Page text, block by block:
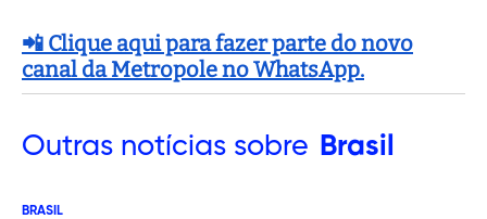
📲 Clique aqui para fazer parte do novo
canal da Metropole no WhatsApp.
Outras notícias sobre Brasil
BRASIL